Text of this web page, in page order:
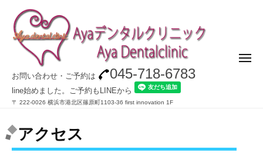
お問い合わせ・ご予約は 045-718-6783
line始めました。ご予約もLINEから
〒 222-00​26 横浜市港北区篠原町1103-36 first innovation 1F
アクセス